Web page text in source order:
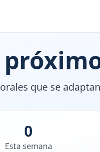
que se
0
Esta semana